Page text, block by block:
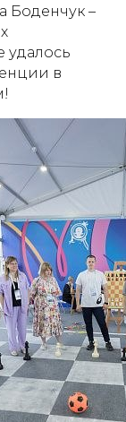
Боденчук –
удалось
в